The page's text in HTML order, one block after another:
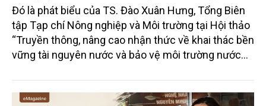
Đó là phát biểu của TS. Đào Xuân Hưng, Tổng Biên
tập Tạp chí Nông nghiệp và Môi trường tại Hội thảo
“Truyền thông, nâng cao nhận thức về khai thác bền
vững tài nguyên nước và bảo vệ môi trường nước
trường phối hợp với Sở Nông nghiệp và Môi trường
tỉnh Lai Châu tổ chức ngày 10/7/2026. Hội thảo thu